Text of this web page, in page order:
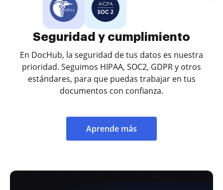
Seguridad y cumplimiento
En DocHub, la seguridad de tus datos es nuestra
prioridad. Seguimos HIPAA, SOC2, GDPR y otros
estándares, para que puedas trabajar en tus
documentos con confianza.
Aprende más